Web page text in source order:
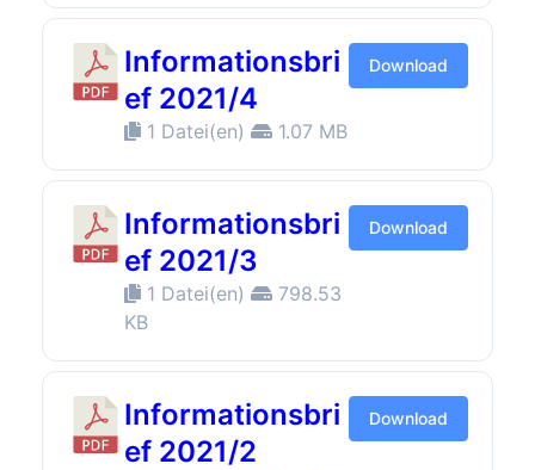
Informationsbri
ef 2021/4
1 Datei(en) 1.07 MB
Download
Informationsbri
ef 2021/3
1 Datei(en)
798.53
KB
Download
Informationsbri
ef 2021/2
Download